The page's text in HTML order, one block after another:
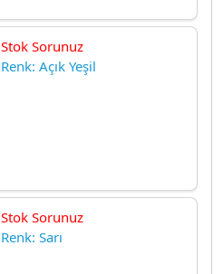
Stok Sorunuz
Renk: Açık Yeşil
Stok Sorunuz
Renk: Sarı